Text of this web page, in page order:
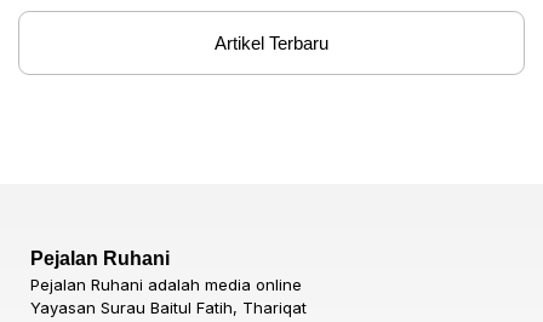
Artikel Terbaru
Pejalan Ruhani
Pejalan Ruhani adalah media online
Yayasan Surau Baitul Fatih, Thariqat